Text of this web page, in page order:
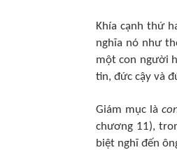
Khía cạnh thứ
nghĩa nó như
một con người
tin, đức cậy và
Giám mục là
chương 11),
biệt nghĩ đến